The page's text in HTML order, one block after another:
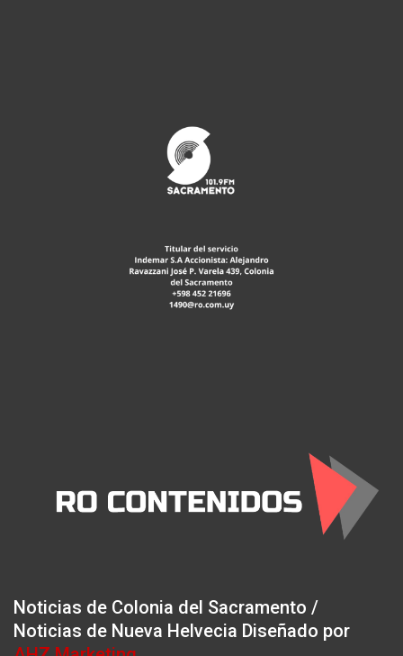
Noticias de Colonia del Sacramento /
Noticias de Nueva Helvecia Diseñado por